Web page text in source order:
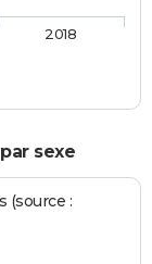
2018
sexe
(source :